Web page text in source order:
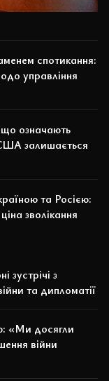
спотикання:
управління
що означають
залишається
та Росією:
зволікання
зустрічі з
та дипломатії
«Ми досягли
війни